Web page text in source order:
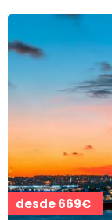
desde669€